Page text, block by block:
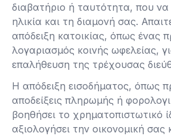
διαβατήριο ή ταυτότητα, που να
ηλικία και τη διαμονή σας.
απόδειξη κατοικίας, όπως ένας
λογαριασμός κοινής ωφελείας,
επαλήθευση της τρέχουσας
Η απόδειξη εισοδήματος, όπως
αποδείξεις πληρωμής ή
βοηθήσει το χρηματοπιστωτικό
αξιολογήσει την οικονομική